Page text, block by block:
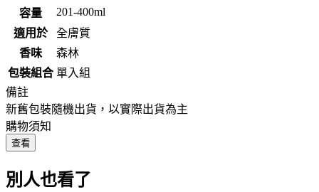
容量
201-400ml
適用於
全膚質
香味
森林
包裝組合 單入組
備註
新舊包裝隨機出貨，以實際出貨為主
購物須知
查看
別人也看了